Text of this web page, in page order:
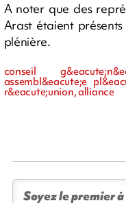
A noter que des
Arast étaient
plénière.
conseil
assembl&eacute;e
r&eacute;union, alliance